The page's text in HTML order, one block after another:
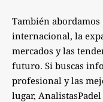
También
internacional, la
mercados y las
futuro. Si buscas
profesional y las
lugar,